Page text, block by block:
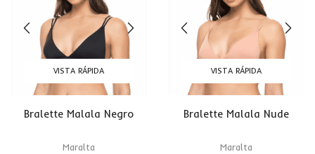
VISTA RÁPIDA
Bralette Malala Negro
Maralta
VISTA RÁPIDA
Bralette Malala Nude
Maralta